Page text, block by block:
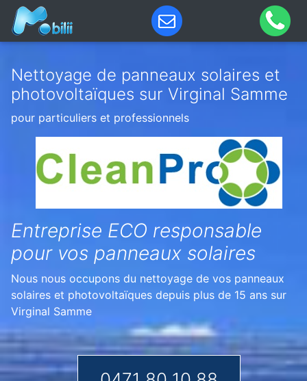
Nettoyage de panneaux solaires et
photovoltaïques sur Virginal Samme
pour particuliers et professionnels
Entreprise ECO responsable
pour vos panneaux solaires
Nous nous occupons du nettoyage de vos panneaux
solaires et photovoltaïques depuis plus de 15 ans sur
Virginal Samme